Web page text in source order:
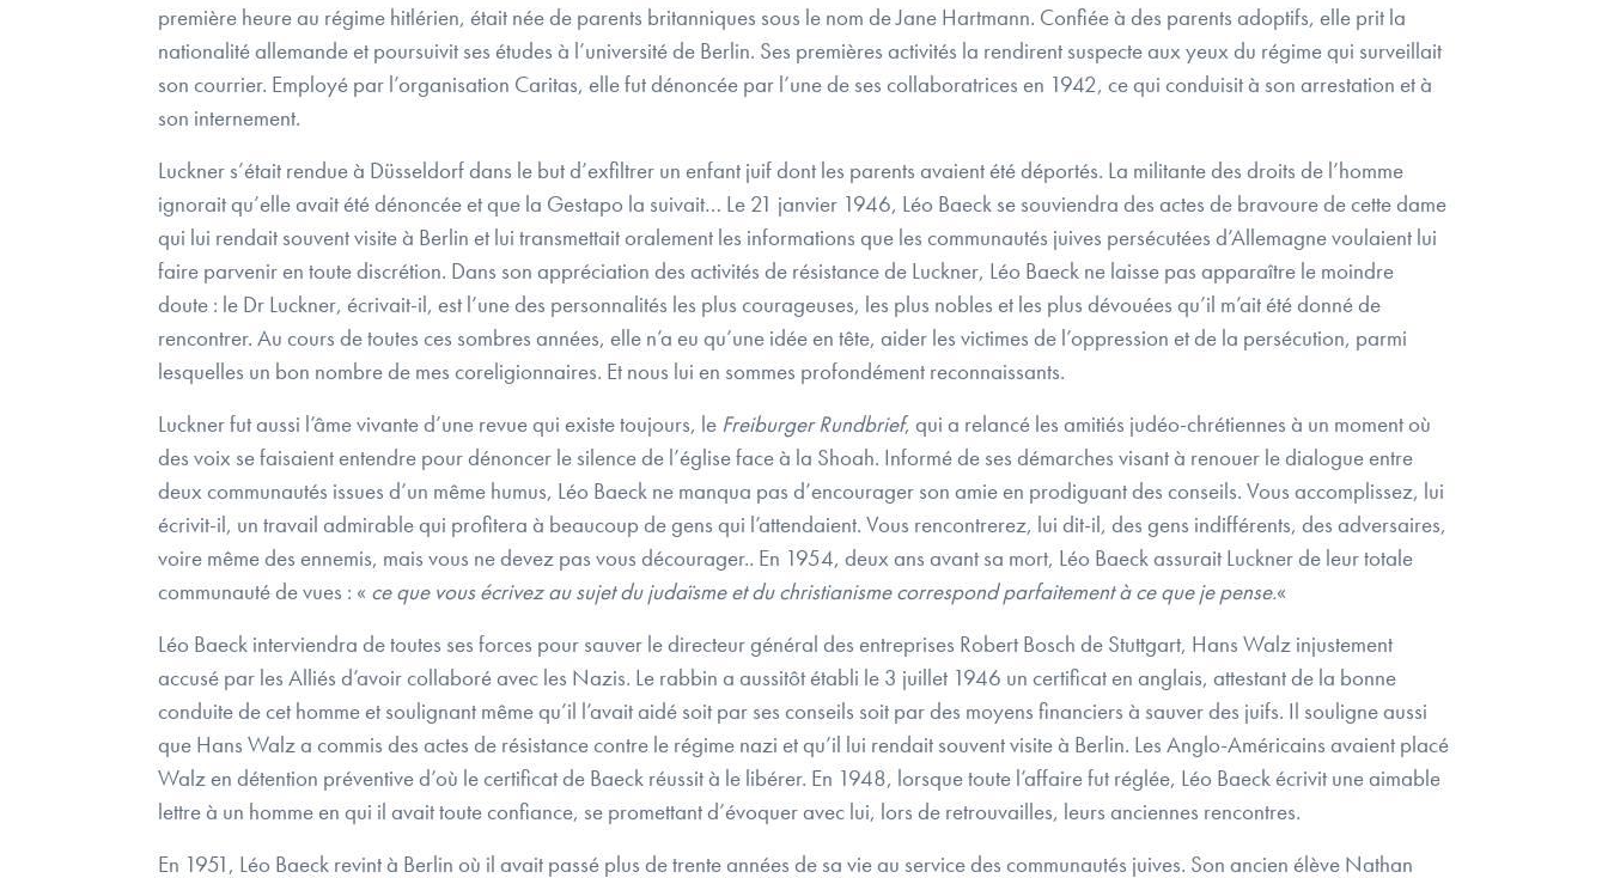
première heure au régime hitlérien, était née de parents britanniques sous le nom de Jane Hartmann. Confiée à des parents adoptifs, elle prit la
nationalité allemande et poursuivit ses études à l’université de Berlin. Ses premières activités la rendirent suspecte aux yeux du régime qui surveillait
son courrier. Employé par l’organisation Caritas, elle fut dénoncée par l’une de ses collaboratrices en 1942, ce qui conduisit à son arrestation et à
son internement.
Luckner s’était rendue à Düsseldorf dans le but d’exfiltrer un enfant juif dont les parents avaient été déportés. La militante des droits de l’homme
ignorait qu’elle avait été dénoncée et que la Gestapo la suivait… Le 21 janvier 1946, Léo Baeck se souviendra des actes de bravoure de cette dame
qui lui rendait souvent visite à Berlin et lui transmettait oralement les informations que les communautés juives persécutées d’Allemagne voulaient lui
faire parvenir en toute discrétion. Dans son appréciation des activités de résistance de Luckner, Léo Baeck ne laisse pas apparaître le moindre
doute : le Dr Luckner, écrivait-il, est l’une des personnalités les plus courageuses, les plus nobles et les plus dévouées qu’il m’ait été donné de
rencontrer. Au cours de toutes ces sombres années, elle n’a eu qu’une idée en tête, aider les victimes de l’oppression et de la persécution, parmi
lesquelles un bon nombre de mes coreligionnaires. Et nous lui en sommes profondément reconnaissants.
Luckner fut aussi l’âme vivante d’une revue qui existe toujours, le Freiburger Rundbrief, qui a relancé les amitiés judéo-chrétiennes à un moment où
des voix se faisaient entendre pour dénoncer le silence de l’église face à la Shoah. Informé de ses démarches visant à renouer le dialogue entre
deux communautés issues d’un même humus, Léo Baeck ne manqua pas d’encourager son amie en prodiguant des conseils. Vous accomplissez, lui
écrivit-il, un travail admirable qui profitera à beaucoup de gens qui l’attendaient. Vous rencontrerez, lui dit-il, des gens indifférents, des adversaires,
voire même des ennemis, mais vous ne devez pas vous décourager.. En 1954, deux ans avant sa mort, Léo Baeck assurait Luckner de leur totale
communauté de vues : « ce que vous écrivez au sujet du judaïsme et du christianisme correspond parfaitement à ce que je pense.«
Léo Baeck interviendra de toutes ses forces pour sauver le directeur général des entreprises Robert Bosch de Stuttgart, Hans Walz injustement
accusé par les Alliés d’avoir collaboré avec les Nazis. Le rabbin a aussitôt établi le 3 juillet 1946 un certificat en anglais, attestant de la bonne
conduite de cet homme et soulignant même qu’il l’avait aidé soit par ses conseils soit par des moyens financiers à sauver des juifs. Il souligne aussi
que Hans Walz a commis des actes de résistance contre le régime nazi et qu’il lui rendait souvent visite à Berlin. Les Anglo-Américains avaient placé
Walz en détention préventive d’où le certificat de Baeck réussit à le libérer. En 1948, lorsque toute l’affaire fut réglée, Léo Baeck écrivit une aimable
lettre à un homme en qui il avait toute confiance, se promettant d’évoquer avec lui, lors de retrouvailles, leurs anciennes rencontres.
En 1951, Léo Baeck revint à Berlin où il avait passé plus de trente années de sa vie au service des communautés juives. Son ancien élève Nathan